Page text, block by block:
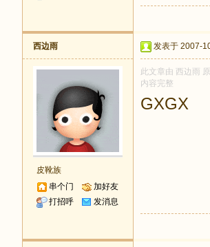
西边雨
皮靴族
串个门
加好友
打招呼
发消息
发表于 2007-
此文章由 西边雨
内容完整
GXGX